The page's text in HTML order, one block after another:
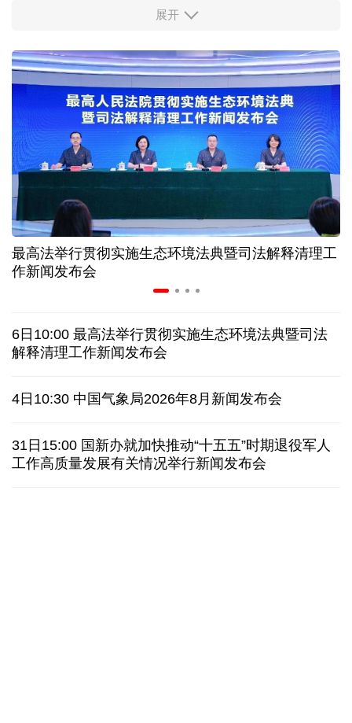
柔性制造，高效匹配差异化需求
上海打通脑机接口技术走向市场的“三道关”
活力中国调研行｜江淮大地，科技成果正落地生“金”
上半年规模以上工业中小企业增加值同比增长5.8%
从纪念馆到采油一线，新时代石油人这样传承铁人精
神
创新涌动，坚韧向前——解读前7个月我国外贸成绩
日本执政当局应停止在核问题上玩火
我国学者发现银河系外围气体盘呈现波纹状褶皱结构
展开
最高法举行贯彻实施生态环境法典暨司法解释清理工
作新闻发布会
6日10:00 最高法举行贯彻实施生态环境法典暨司法
解释清理工作新闻发布会
4日10:30 中国气象局2026年8月新闻发布会
31日15:00 国新办就加快推动“十五五”时期退役军人
工作高质量发展有关情况举行新闻发布会